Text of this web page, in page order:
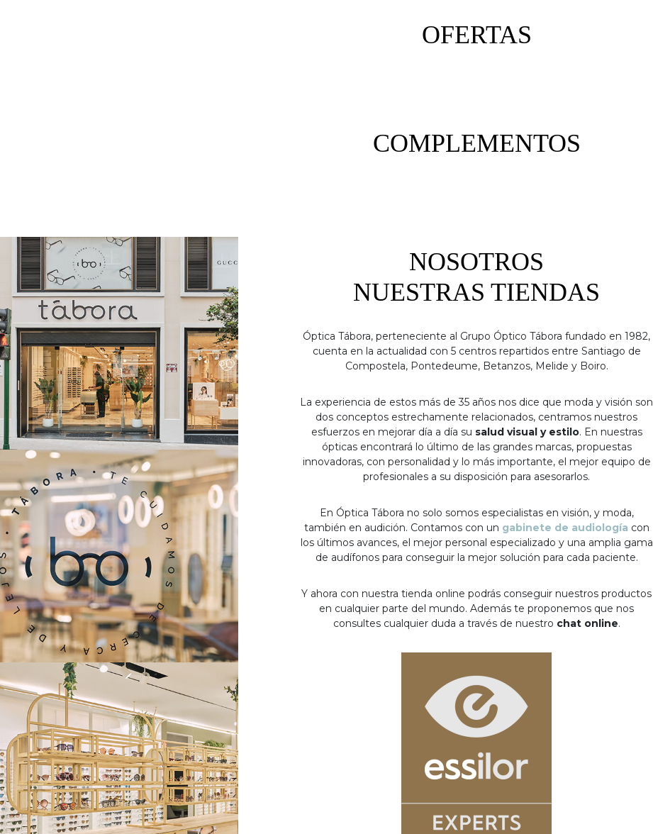
OFERTAS
COMPLEMENTOS
NOSOTROS
NUESTRAS TIENDAS
Óptica Tábora, perteneciente al Grupo Óptico Tábora fundado en 1982,
cuenta en la actualidad con 5 centros repartidos entre Santiago de
Compostela, Pontedeume, Betanzos, Melide y Boiro.
La experiencia de estos más de 35 años nos dice que moda y visión son
dos conceptos estrechamente relacionados, centramos nuestros
esfuerzos en mejorar día a día su salud visual y estilo. En nuestras
ópticas encontrará lo último de las grandes marcas, propuestas
innovadoras, con personalidad y lo más importante, el mejor equipo de
profesionales a su disposición para asesorarlos.
En Óptica Tábora no solo somos especialistas en visión, y moda,
también en audición. Contamos con un gabinete de audiología con
los últimos avances, el mejor personal especializado y una amplia gama
de audífonos para conseguir la mejor solución para cada paciente.
Y ahora con nuestra tienda online podrás conseguir nuestros productos
en cualquier parte del mundo. Además te proponemos que nos
consultes cualquier duda a través de nuestro chat online.